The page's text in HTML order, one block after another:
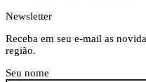
Newsletter
Receba em seu e-mail as
região.
Seu nome